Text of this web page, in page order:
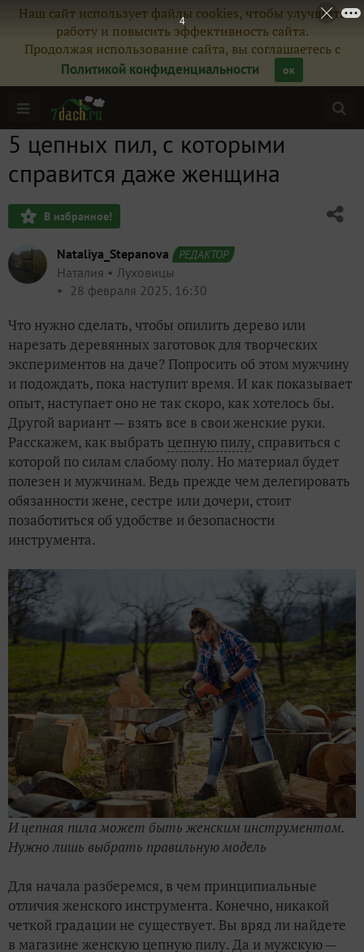
Наш сайт использует файлы cookies, чтобы улучшить
работу и повысить эффективность сайта.
Продолжая использование сайта, вы соглашаетесь с
Политикой конфиденциальности
ок
5 цепных пил, с которыми
справится даже женщина
В избранное!
Nataliya_Stepanova РЕДАКТОР
Наталия
Луховицы
28 февраля 2025, 16:30
Что нужно сделать, чтобы опилить дерево или
нарезать деревянных заготовок для творческих
экспериментов на даче? Попросить об этом мужчину
и подождать, пока наступит время. И как показывает
опыт, наступает оно не так скоро, как хотелось бы.
Другой вариант — взять все в свои женские руки.
Расскажем, как выбрать цепную пилу, справиться с
которой по силам слабому полу. Но материал будет
полезен и мужчинам. Ведь прежде чем делегировать
обязанности жене, сестре или дочери, стоит
позаботиться об удобстве и безопасности
инструмента.
И цепная пила может быть женским инструментом.
Нужно лишь выбрать правильную модель
Для начала разберемся, в чем принципиальные
отличия женского инструмента. Конечно, никакой
четкой градации не существует. Вы вряд ли найдете
в магазине женскую цепную пилу. Да и мужскую —
2